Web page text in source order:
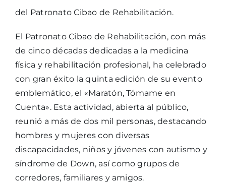
del Patronato Cibao de Rehabilitación.
El Patronato Cibao de Rehabilitación, con más
de cinco décadas dedicadas a la medicina
física y rehabilitación profesional, ha celebrado
con gran éxito la quinta edición de su evento
emblemático, el «Maratón, Tómame en
Cuenta». Esta actividad, abierta al público,
reunió a más de dos mil personas, destacando
hombres y mujeres con diversas
discapacidades, niños y jóvenes con autismo y
síndrome de Down, así como grupos de
corredores, familiares y amigos.